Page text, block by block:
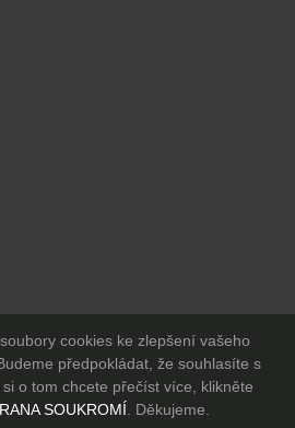
cookies ke zlepšení vašeho
předpokládat, že souhlasíte s
o tom chcete přečíst více, klikněte
SOUKROMÍ. Děkujeme.